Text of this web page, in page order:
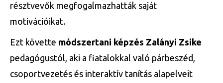
résztvevők megfogalmazhatták saját
motivációikat.
Ezt követte módszertani képzés Zalányi Zsike
pedagógustól, aki a fiatalokkal való párbeszéd,
csoportvezetés és interaktív tanítás alapelveit